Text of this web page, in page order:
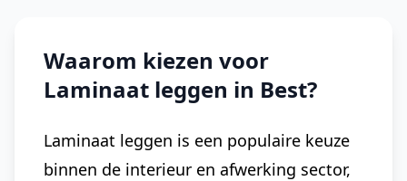
Waarom kiezen voor
Laminaat leggen in Best?
Laminaat leggen is een populaire keuze
binnen de interieur en afwerking sector,